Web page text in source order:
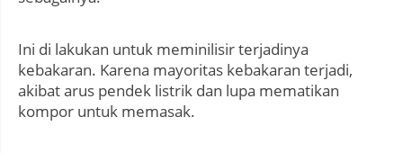
Ini di lakukan untuk meminilisir terjadinya
kebakaran. Karena mayoritas kebakaran terjadi,
akibat arus pendek listrik dan lupa mematikan
kompor untuk memasak.